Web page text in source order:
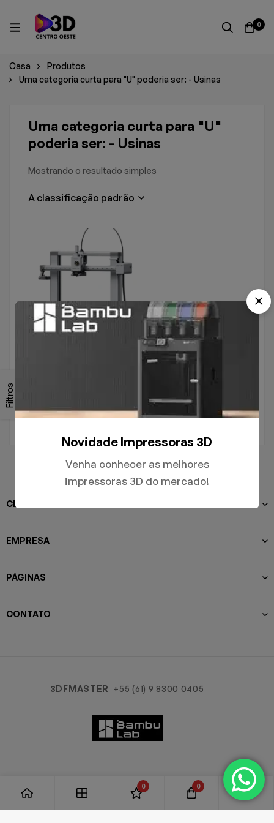
0
Casa
Produtos
Uma categoria curta para "U" poderia ser: - Usinas
Filtros
Uma categoria curta para "U"
poderia ser: - Usinas
Mostrando o resultado simples
A classificação padrão
CLIENTES
EMPRESA
PÁGINAS
CONTATO
3DFMASTER +55 (61) 9 8300 0405
Novidade Impressoras 3D
Venha conhecer as melhores
impressoras 3D do mercado!
0 0